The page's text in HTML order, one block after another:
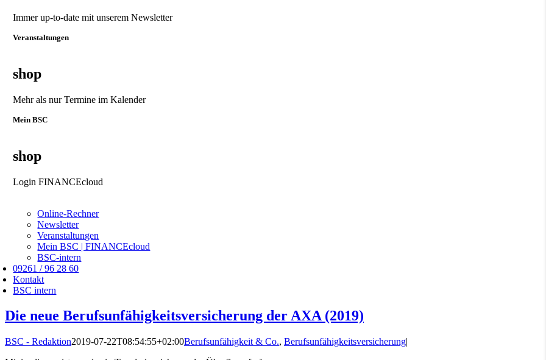
Immer up-to-date mit unserem Newsletter
Veranstaltungen
shop
Mehr als nur Termine im Kalender
Mein BSC
shop
Login FINANCEcloud
Online-Rechner
Newsletter
Veranstaltungen
Mein BSC | FINANCEcloud
BSC-intern
09261 / 96 28 60
Kontakt
BSC intern
Die neue Berufsunfähigkeitsversicherung der AXA (2019)
BSC - Redaktion2019-07-22T08:54:55+02:00Berufsunfähigkeit & Co., Berufsunfähigkeitsversicherung|